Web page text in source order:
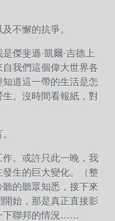
不懈的抗爭。
傑斐遜·凱爾·吉德上
我們這個偉大世界各
道這一帶的生活是怎
。沒時間看報紙，對
。或許只此一晚，我
生的巨大變化。（整
的聽眾知悉，接下來
始，那是真正直接影
下聯邦的情況……